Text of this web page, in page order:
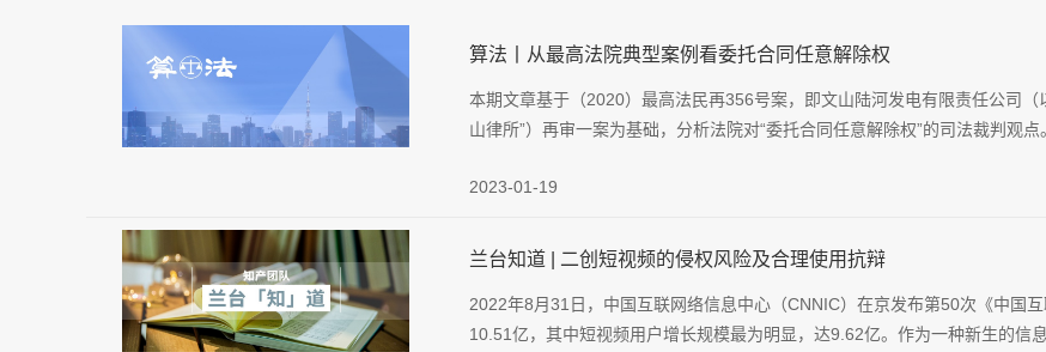
算法丨从最高法院典型案例看委托合同任意解除权
本期文章基于（2020）最高法民再356号案，即文山陆河发电有限责任公司
山律所”）再审一案为基础，分析法院对“委托合同任意解除权”的司法裁判观
2023-01-19
兰台知道 | 二创短视频的侵权风险及合理使用抗辩
2022年8月31日，中国互联网络信息中心（CNNIC）在京发布第50次《中国
10.51亿，其中短视频用户增长规模最为明显，达9.62亿。作为一种新生的信